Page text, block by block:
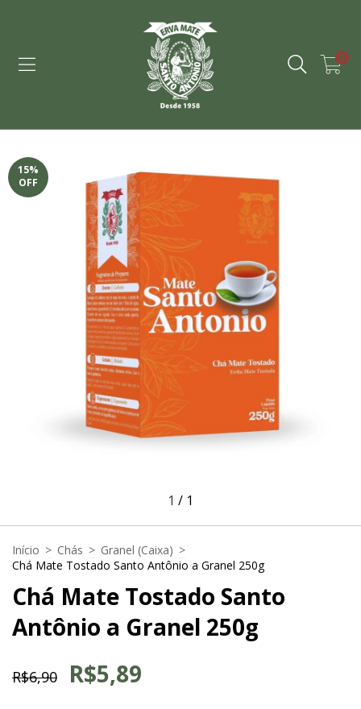
0
15%
OFF
1 / 1
Início > Chás > Granel (Caixa) >
Chá Mate Tostado Santo Antônio a Granel 250g
Chá Mate Tostado Santo
Antônio a Granel 250g
R$6,90 R$5,89